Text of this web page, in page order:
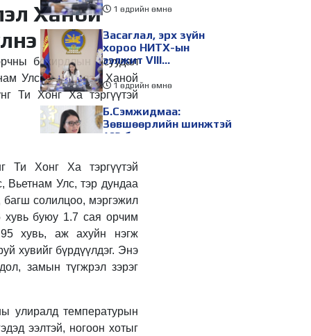
Ханой
бохирдлын асуудал
Улсын нийслэл Ханой
Ти Хонг Ха тэргүүтэй
Ти Хонг Ха тэргүүтэй
Вьетнам Улс, тэр дундаа
солилцоо, мэргэжил
хувь буюу 1.7 сая орчим
95 хувь, аж ахуйн нэгж
хувийг бүрдүүлдэг. Энэ
замын түгжрэл зэрэг
улиралд температурын
ээлтэй, ногоон хотыг
төслийг танилцуулав
1 өдрийн өмнө
Засаглал, эрх зүйн
хороо НИТХ-ын
ээлжит VIII
хуралдаанаар
хэлэлцэх асуудлуудыг
дэмжлээ
1 өдрийн өмнө
Б.Сэмжидмаа:
Зөвшөөрлийн шинжтэй
103 бүртгэлээс
эрхлэгчдийг
чөлөөллөө
1 өдрийн өмнө
ТБХ 67 асуудал
хэлэлцэж, нийслэлийн
төсвийн талаарх
ерөнхий хяналтын
сонсгол зохион
байгуулсан байна
1 өдрийн өмнө
УИХ-ын дарга
С.Бямбацогт төрийг
тахих төрийн тахилгад
оролцлоо
1 өдрийн өмнө